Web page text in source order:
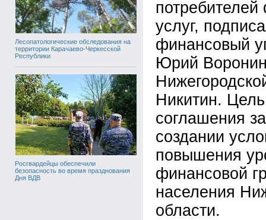
Лесопатологические обследования на
территории Карачаево-Черкесской
Республики
Росгвардейцы обеспечили
безопасность во время празднования
Дня ВДВ
услуг,
финансовый
Юрий
Никитин.
соглашения
создании
повышения
финансовой
населения
области.